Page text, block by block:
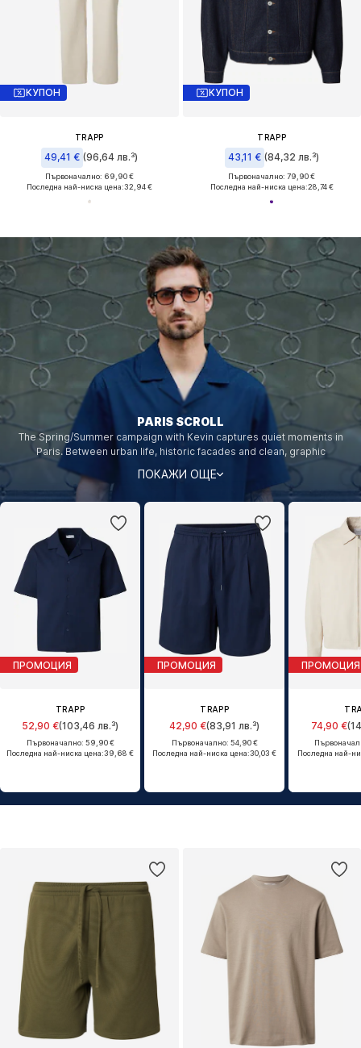
КУПОН
TRAPP
49,41 € (96,64 лв.³)
Първоначално: 69,90 €
Последна най-ниска цена:32,94 €
КУПОН
TRAPP
43,11 € (84,32 лв.³)
Първоначално: 79,90 €
Последна най-ниска цена:28,74 €
PARIS SCROLL
The Spring/Summer campaign with Kevin captures quiet moments in
Paris. Between urban life, historic facades and clean, graphic
surroundings, modern, reduced imagery emerges. Coffee walks,
strolling through the streets of Paris or short pauses in the park are
captured, while elegant yet relaxed looks — from refined cotton sets to
lightweight summer pieces — blend effortlessly into these scenes.
ПОКАЖИ ОЩЕ
ПРОМОЦИЯ
TRAPP
52,90 €(103,46 лв.³)
Първоначално: 59,90 €
Последна най-ниска цена:39,68 €
ПРОМОЦИЯ
TRAPP
42,90 €(83,91 лв.³)
Първоначално: 54,90 €
Последна най-ниска цена:30,03 €
ПРОМОЦИЯ
74,90 €
Последна най-